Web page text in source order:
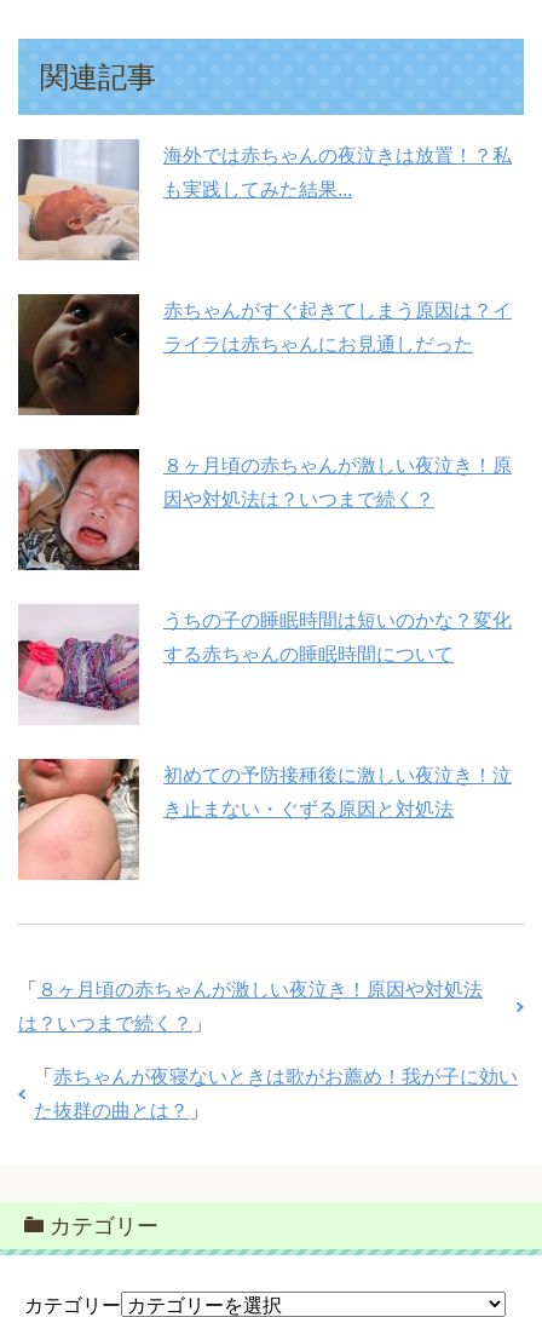
関連記事
海外では赤ちゃんの夜泣きは放置！？私
も実践してみた結果...
赤ちゃんがすぐ起きてしまう原因は？イ
ライラは赤ちゃんにお見通しだった
８ヶ月頃の赤ちゃんが激しい夜泣き！原
因や対処法は？いつまで続く？
うちの子の睡眠時間は短いのかな？変化
する赤ちゃんの睡眠時間について
初めての予防接種後に激しい夜泣き！泣
き止まない・ぐずる原因と対処法
「 ８ヶ月頃の赤ちゃんが激しい夜泣き！原因や対処法
は？いつまで続く？ 」
「 赤ちゃんが夜寝ないときは歌がお薦め！我が子に効い
た抜群の曲とは？ 」
カテゴリー
カテゴリー